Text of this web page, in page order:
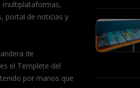
multiplataformas,
portal de noticias y
de
el Templete del
por manos que